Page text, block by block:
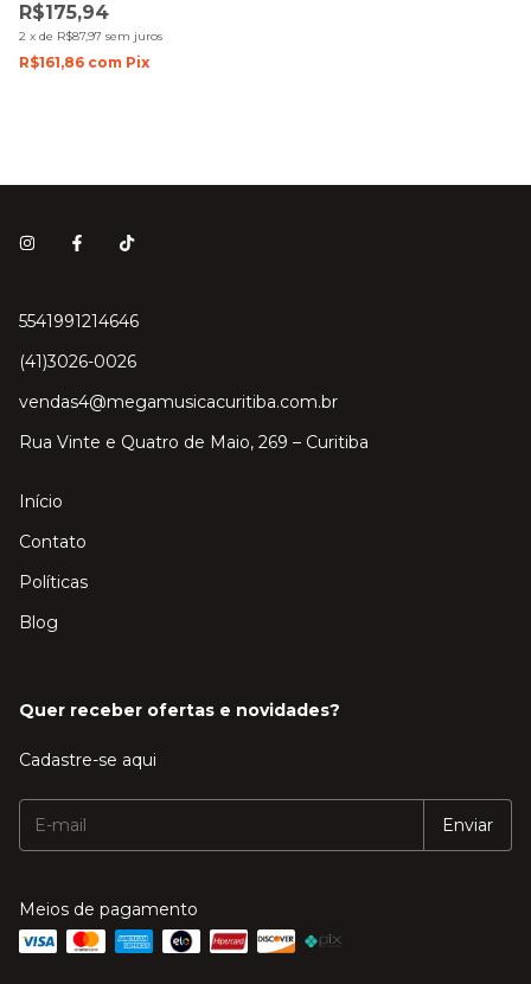
SOUNDCASTING-800 P2
R$175,94
2 x de R$87,97 sem juros
R$161,86 com Pix
5541991214646
(41)3026-0026
vendas4@megamusicacuritiba.com.br
Rua Vinte e Quatro de Maio, 269 – Curitiba
Início
Contato
Políticas
Blog
Quer receber ofertas e novidades?
Cadastre-se aqui
Meios de pagamento